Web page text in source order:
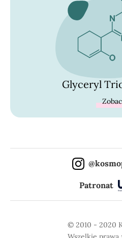
Glyceryl
Patronat
© 2010 - 2020